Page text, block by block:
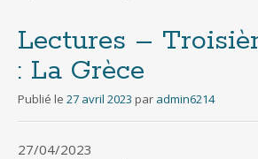
Lectures –
: La Grèce
Publié le 27 avril 2023 par admin6214
27/04/2023